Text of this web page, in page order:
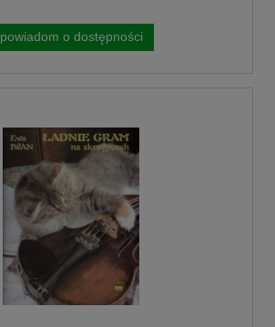
powiadom o dostępności